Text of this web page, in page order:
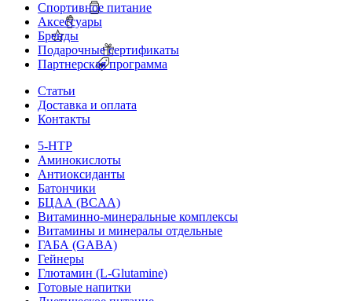
Спортивное питание
Аксессуары
Бренды
Подарочные сертификаты
Партнерская программа
Статьи
Доставка и оплата
Контакты
5-HTP
Аминокислоты
Антиоксиданты
Батончики
БЦАА (BCAA)
Витаминно-минеральные комплексы
Витамины и минералы отдельные
ГАБА (GABA)
Гейнеры
Глютамин (L-Glutamine)
Готовые напитки